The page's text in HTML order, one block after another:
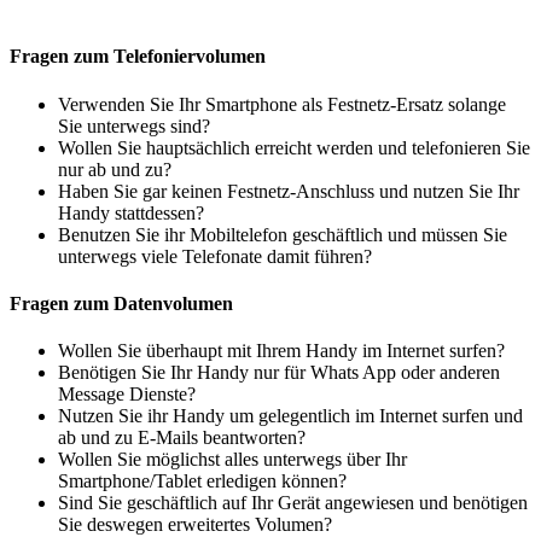
Fragen zum Telefoniervolumen
Verwenden Sie Ihr Smartphone als Festnetz-Ersatz solange
Sie unterwegs sind?
Wollen Sie hauptsächlich erreicht werden und telefonieren Sie
nur ab und zu?
Haben Sie gar keinen Festnetz-Anschluss und nutzen Sie Ihr
Handy stattdessen?
Benutzen Sie ihr Mobiltelefon geschäftlich und müssen Sie
unterwegs viele Telefonate damit führen?
Fragen zum Datenvolumen
Wollen Sie überhaupt mit Ihrem Handy im Internet surfen?
Benötigen Sie Ihr Handy nur für Whats App oder anderen
Message Dienste?
Nutzen Sie ihr Handy um gelegentlich im Internet surfen und
ab und zu E-Mails beantworten?
Wollen Sie möglichst alles unterwegs über Ihr
Smartphone/Tablet erledigen können?
Sind Sie geschäftlich auf Ihr Gerät angewiesen und benötigen
Sie deswegen erweitertes Volumen?